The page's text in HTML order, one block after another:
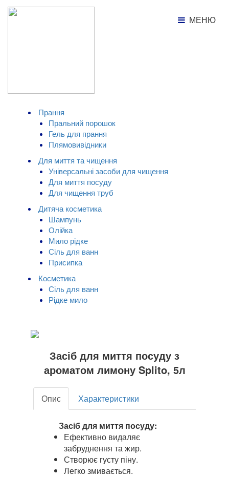
МЕНЮ
МЕНЮ
КАТАЛОГ ТОВАРІВ
Прання
Пральний порошок
Гель для прання
Плямовивідники
Для миття та чищення
Універсальні засоби для чищення
Для миття посуду
Для чищення труб
Дитяча косметика
Шампунь
Олійка
Мило рідке
Сіль для ванн
Присипка
Косметика
Сіль для ванн
Рідке мило
Засіб для миття посуду з
ароматом лимону Splito, 5л
Опис Характеристики
Засіб для миття посуду:
Ефективно видаляє
забруднення та жир.
Створює густу піну.
Легко змивається.